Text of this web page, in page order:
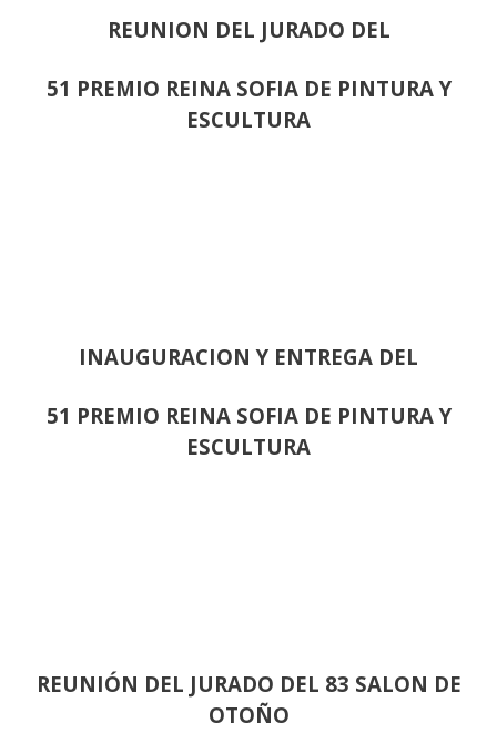
REUNION DEL JURADO DEL
51 PREMIO REINA SOFIA DE PINTURA Y
ESCULTURA
INAUGURACION Y ENTREGA DEL
51 PREMIO REINA SOFIA DE PINTURA Y
ESCULTURA
REUNIÓN DEL JURADO DEL 83 SALON DE
OTOÑO